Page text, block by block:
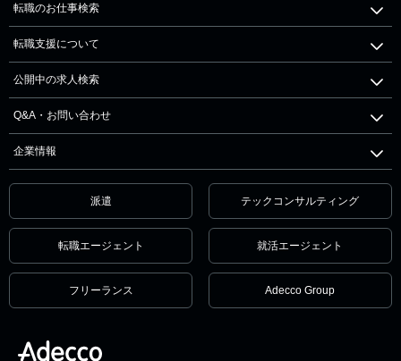
転職のお仕事検索
転職支援について
公開中の求人検索
Q&A・お問い合わせ
企業情報
派遣 テックコンサルティング
転職エージェント 就活エージェント
フリーランス Adecco Group